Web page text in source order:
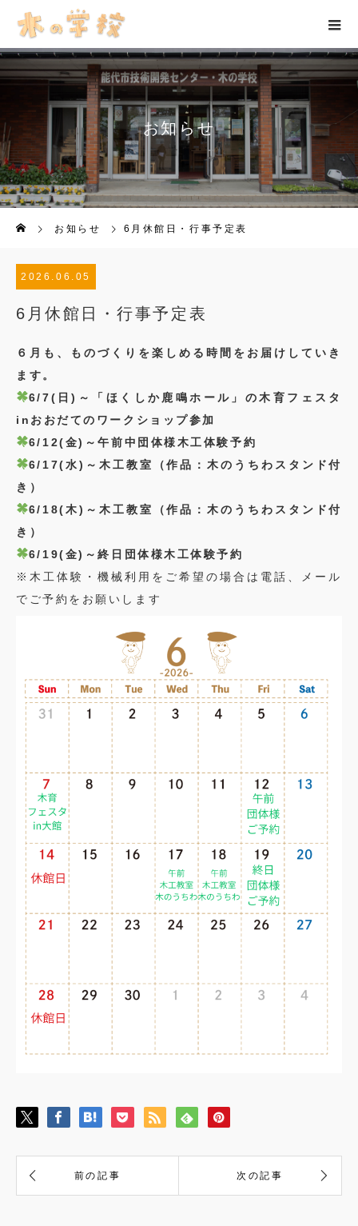
お知らせ
お知らせ 6月休館日・行事予定表
2026.06.05
6月休館日・行事予定表
６月も、ものづくりを楽しめる時間をお届けしていき
ます。
6/7(日)～「ほくしか鹿鳴ホール」の木育フェスタ
inおおだてのワークショップ参加
6/12(金) ～午前中団体様木工体験予約
6/17(水)～木工教室（作品：木のうちわスタンド付
き）
6/18(木)～木工教室（作品：木のうちわスタンド付
き）
6/19(金)～終日団体様木工体験予約
※木工体験・機械利用をご希望の場合は電話、メール
でご予約をお願いします